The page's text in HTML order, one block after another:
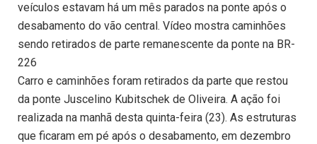
veículos estavam há um mês parados na ponte após o
desabamento do vão central. Vídeo mostra caminhões
sendo retirados de parte remanescente da ponte na BR-
226
Carro e caminhões foram retirados da parte que restou
da ponte Juscelino Kubitschek de Oliveira. A ação foi
realizada na manhã desta quinta-feira (23). As estruturas
que ficaram em pé após o desabamento, em dezembro